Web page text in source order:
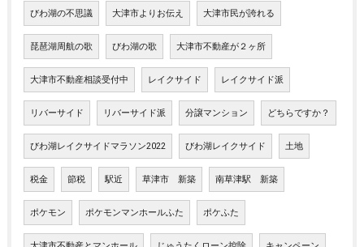
びわ湖の不思議 大津市よりお伝え 大津市民が誇れる
琵琶湖周航の歌 びわ湖の歌 大津市不動産が２ヶ所
大津市不動産相談受付中 レイクサイド レイクサイド派
リバーサイド リバーサイド派 分譲マンション どちらですか？
びわ湖レイクサイドマラソン2022 びわ湖レイクサイド 土地
税金 節税 駅近 草津市 新築 南草津駅 新築
ポケモン ポケモンマンホールふた ポケふた